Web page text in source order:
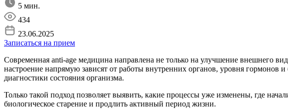
5 мин.
434
23.06.2025
Записаться на прием
Современная anti-age медицина направлена не только на улучшение внешнего
настроение напрямую зависят от работы внутренних органов, уровня гормонов
диагностики состояния организма.
Только такой подход позволяет выявить, какие процессы уже изменены, где
биологическое старение и продлить активный период жизни.